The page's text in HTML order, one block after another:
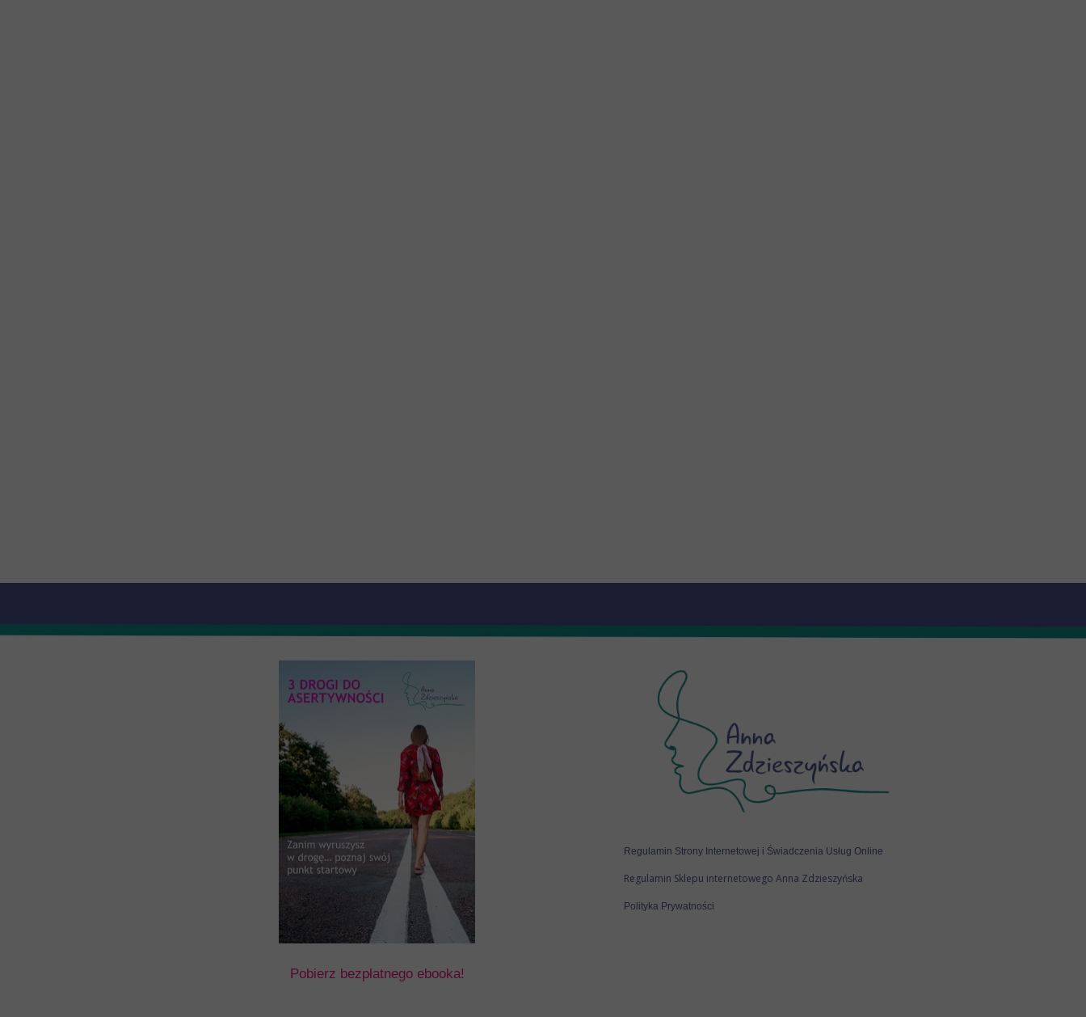
Pobierz bezpłatnego ebooka!
Polityka Prywatności
Regulamin Strony Internetowej i Świadczenia Usług Online
Regulamin Sklepu internetowego Anna Zdzieszyńska